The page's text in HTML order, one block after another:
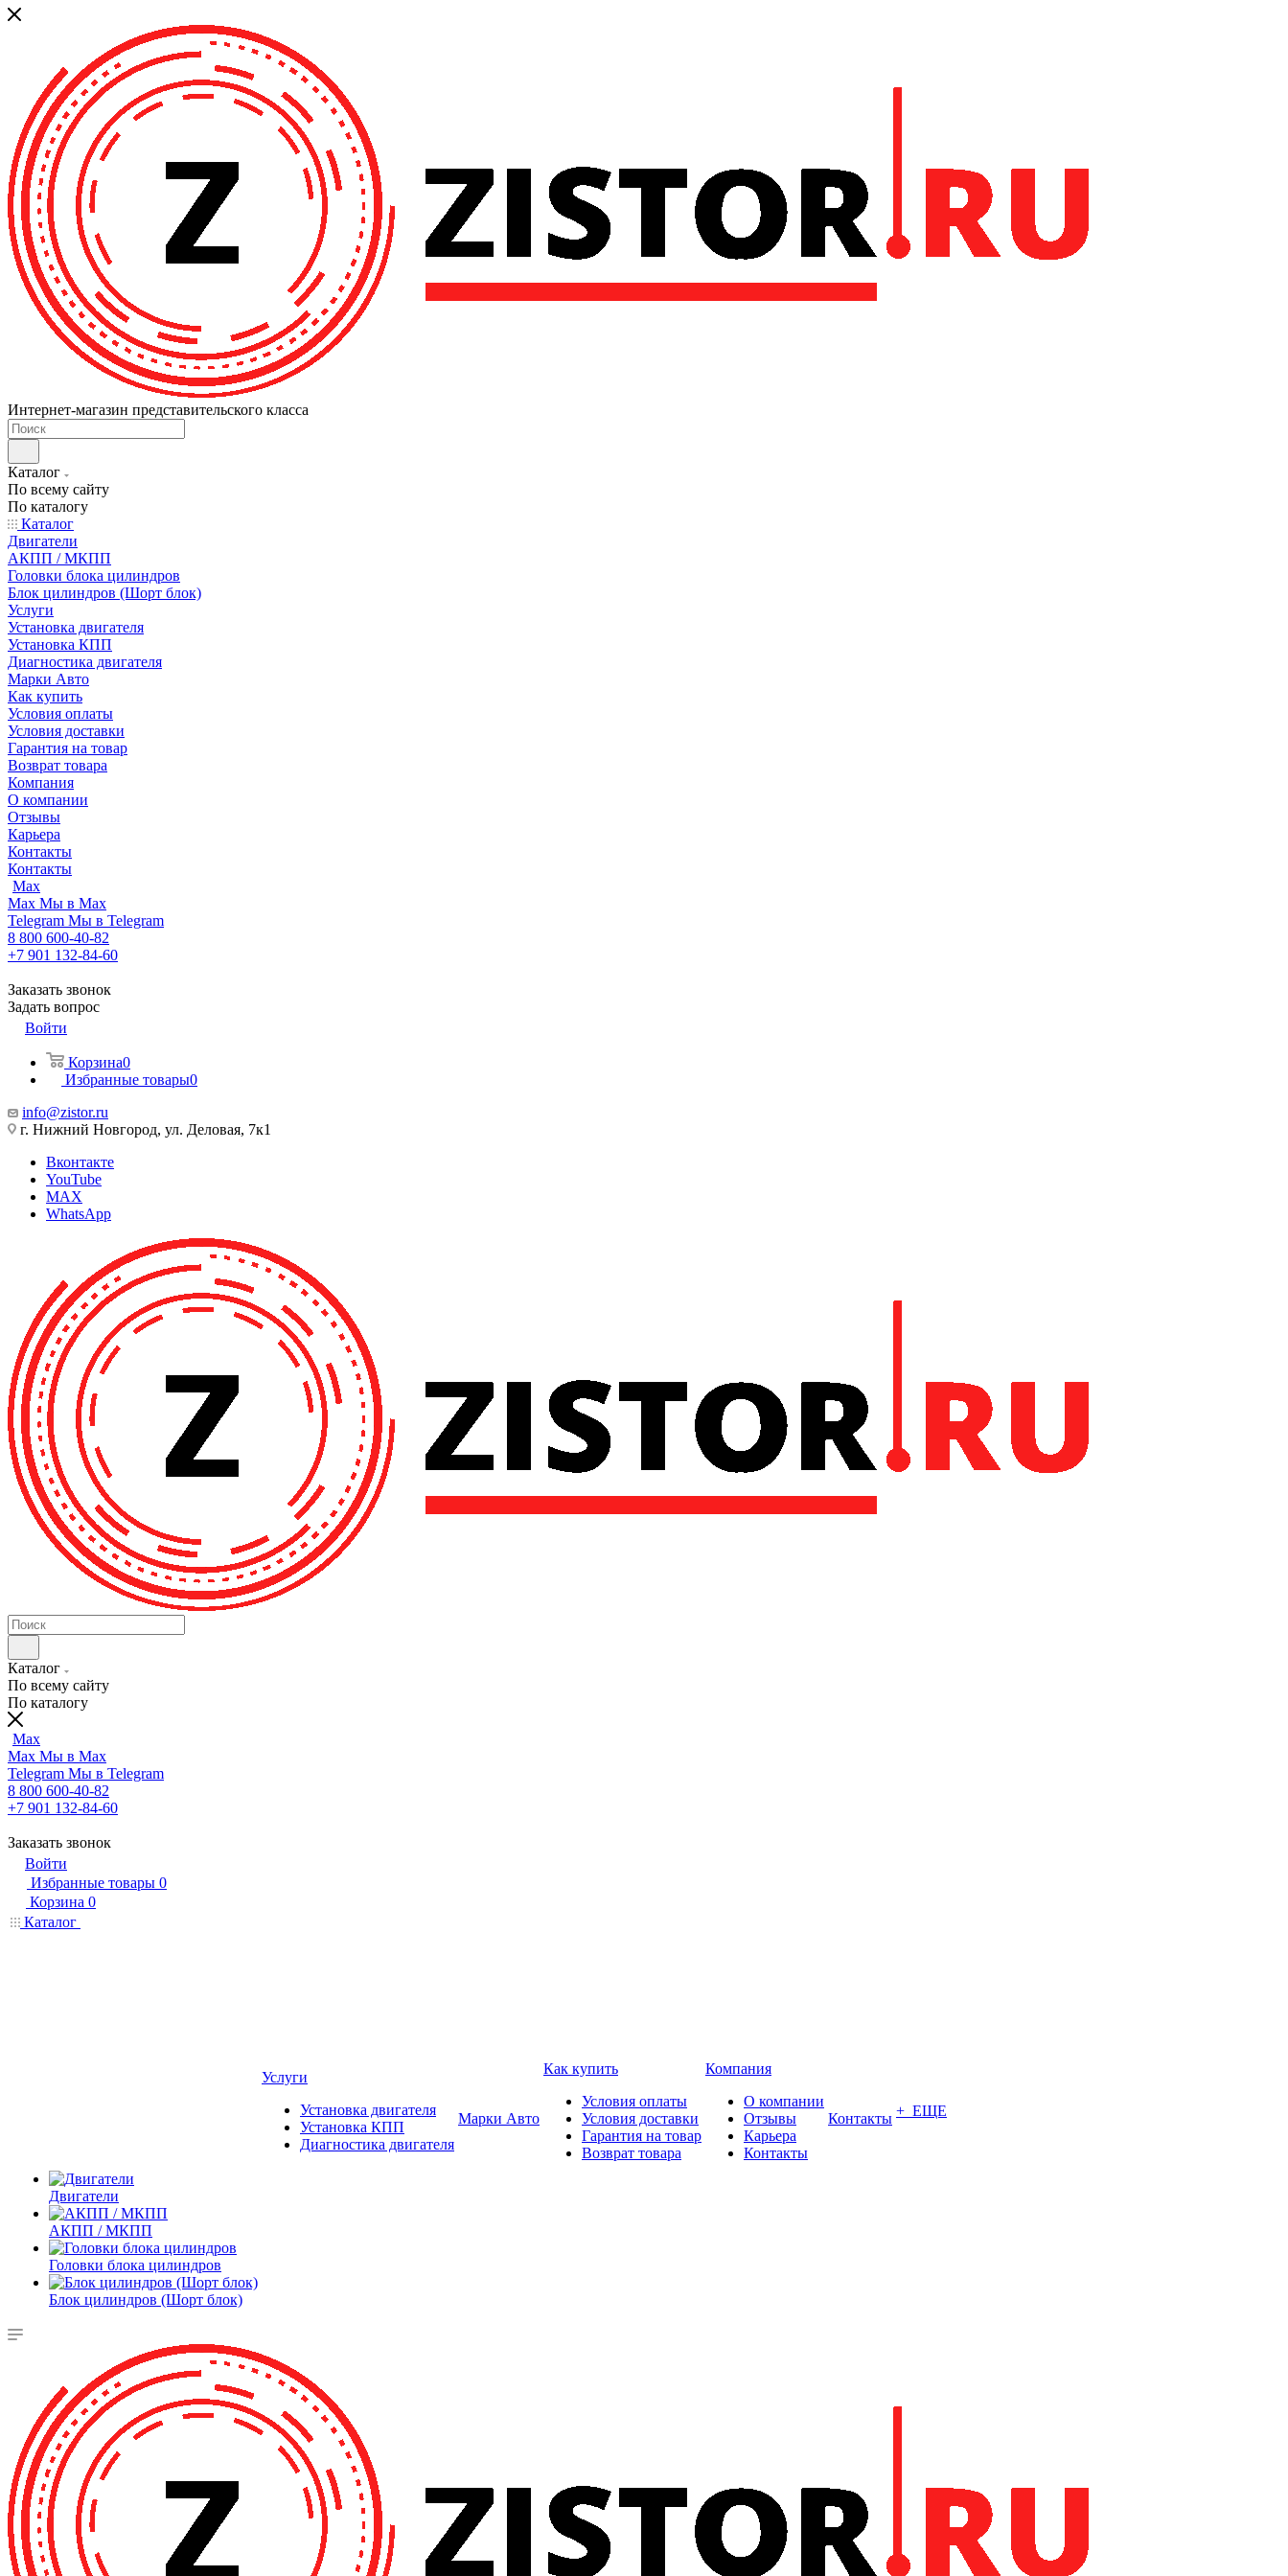
Интернет-магазин представительского класса
Каталог
По всему сайту
По каталогу
Каталог
Двигатели
АКПП / МКПП
Головки блока цилиндров
Блок цилиндров (Шорт блок)
Услуги
Установка двигателя
Установка КПП
Диагностика двигателя
Марки Авто
Как купить
Условия оплаты
Условия доставки
Гарантия на товар
Возврат товара
Компания
О компании
Отзывы
Карьера
Контакты
Контакты
Max
Max Мы в Max
Telegram Мы в Telegram
8 800 600-40-82
+7 901 132-84-60
Заказать звонок
Задать вопрос
Войти
Корзина0
Избранные товары0
info@zistor.ru
г. Нижний Новгород, ул. Деловая, 7к1
Вконтакте
YouTube
MAX
WhatsApp
Каталог
По всему сайту
По каталогу
Max
Max Мы в Max
Telegram Мы в Telegram
8 800 600-40-82
+7 901 132-84-60
Заказать звонок
Войти
Избранные товары 0
Корзина 0
Каталог
Двигатели
АКПП / МКПП
Головки блока цилиндров
Блок цилиндров (Шорт блок)
Услуги
Установка двигателя
Установка КПП
Диагностика двигателя
Марки Авто
Как купить
Условия оплаты
Условия доставки
Гарантия на товар
Возврат товара
Компания
О компании
Отзывы
Карьера
Контакты
Контакты + ЕЩЕ